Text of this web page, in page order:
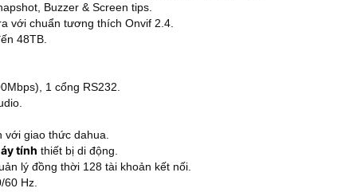
Buzzer & Screen tips.
với chuẩn tương thích Onvif 2.4.
48TB.
1 cổng RS232.
giao thức dahua.
tính thiết bị di động.
lý đồng thời 128 tài khoản kết nối.
Hz.